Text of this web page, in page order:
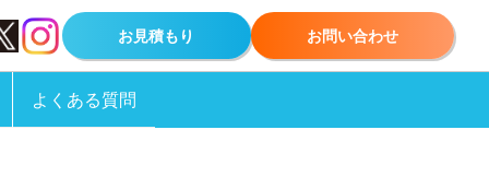
よくある質問
お見積もり お問い合わせ